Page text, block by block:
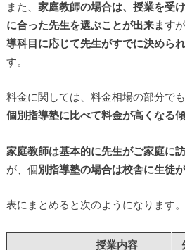
また、 家庭教師の場合は、授業を受
に合った先生を選ぶことが出来ますが
導科目に応じて先生がすでに決めら
す。
料金に関しては、料金相場の部分でも
個別指導塾に比べて料金が高くなる
家庭教師は基本的に先生がご家庭に
が、個 別指導塾の場合は校舎に生徒
表にまとめると次のようになります。
授業内容